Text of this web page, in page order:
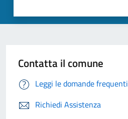
Contatta il comune
Leggi le domande frequenti
Richiedi Assistenza